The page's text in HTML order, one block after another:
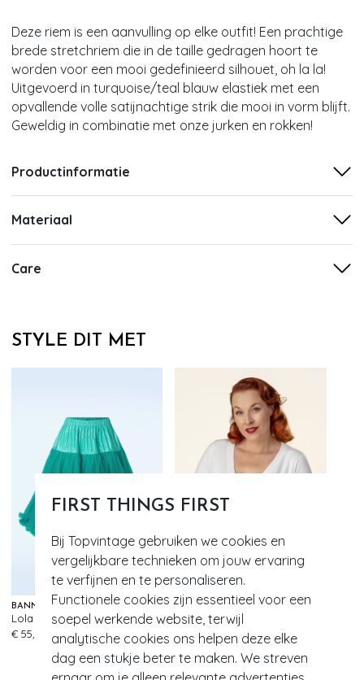
FIRST THINGS FIRST
Bij Topvintage gebruiken we cookies en
vergelijkbare technieken om jouw ervaring
te verfijnen en te personaliseren.
Functionele cookies zijn essentieel voor een
soepel werkende website, terwijl
analytische cookies ons helpen deze elke
dag een stukje beter te maken. We streven
Deze riem is een aanvulling op elke outfit! Een prachtige
brede stretchriem die in de taille gedragen hoort te
worden voor een mooi gedefinieerd silhouet, oh la la!
Uitgevoerd in turquoise/teal blauw elastiek met een
opvallende volle satijnachtige strik die mooi in vorm blijft.
Geweldig in combinatie met onze jurken en rokken!
Productinformatie
Materiaal
Care
STYLE DIT MET
BANNED RETRO
Lola Lifeforms petticoat in turkoois
€ 55,95
206
BANNED RETRO
€ 45,95